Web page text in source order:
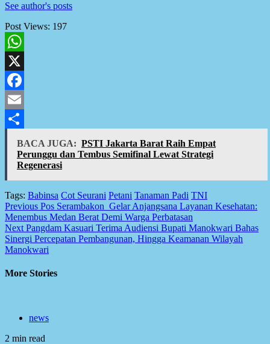
See author's posts
Post Views: 197
WhatsApp
X
Facebook
Email
Share
BACA JUGA: PSTI Jakarta Barat Raih Empat
Perunggu dan Tembus Semifinal Lewat Strategi
Regenerasi
Tags: Babinsa Cot Seurani Petani Tanaman Padi TNI
Post
navigation
Previous Pos Serambakon Gelar Anjangsana Layanan Kesehatan:
Menembus Medan Berat Demi Warga Perbatasan
Next Pangdam Kasuari Terima Audiensi Bupati Manokwari Bahas
Sinergi Percepatan Pembangunan, Hingga Keamanan Wilayah
Manokwari
More Stories
news
2 min read